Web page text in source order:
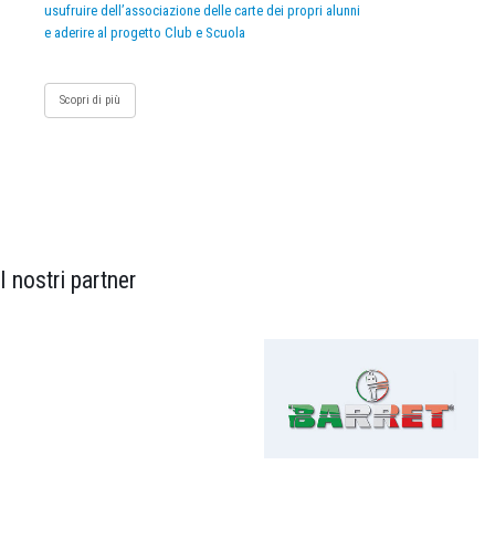
usufruire dell’associazione delle carte dei propri alunni
e aderire al progetto Club e Scuola
Scopri di più
I nostri partner